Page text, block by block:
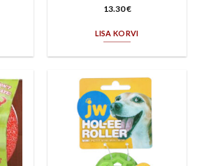
13.30€
LISA KORVI